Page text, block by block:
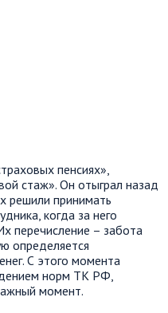
пенсиях»,
стаж». Он отыграл назад
решили принимать
когда за него
перечисление – забота
определяется
С этого момента
норм ТК РФ,
момент.